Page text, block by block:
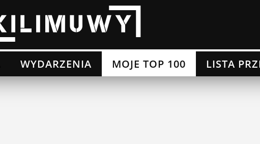
WYDARZENIA MOJE TOP 100 LISTA